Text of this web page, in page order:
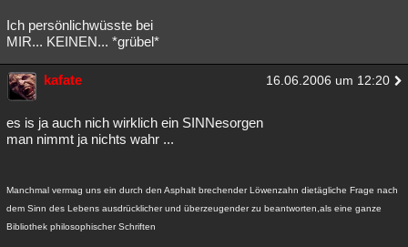
Philosophie Träume
Astronomie Helpdesk Gruppen Gaming Filme
Musik
Übersichten
Lesenswert Schlüsselwörter
Ich persönlichwüsste bei
MIR... KEINEN... *grübel*
kafate 16.06.2006 um 12:20
es is ja auch nich wirklich ein SINNesorgen
man nimmt ja nichts wahr ...
Manchmal vermag uns ein durch den Asphalt brechender Löwenzahn dietägliche Frage nach
dem Sinn des Lebens ausdrücklicher und überzeugender zu beantworten,als eine ganze
Bibliothek philosophischer Schriften